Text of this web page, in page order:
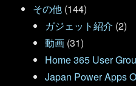
その他 (144)
ガジェット紹介 (2)
動画 (31)
Home 365 User
Japan Power Apps